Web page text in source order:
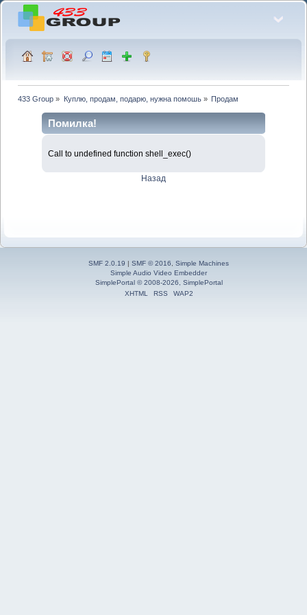
433 Group » Куплю, продам, подарю, нужна помошь» Продам
Помилка!
Call to undefined function shell_exec()
Назад
SMF 2.0.19 SMF © 2016, Simple Machines
Simple Audio Video Embedder
SimplePortal © 2008-2026, SimplePortal
XHTML
RSS WAP2